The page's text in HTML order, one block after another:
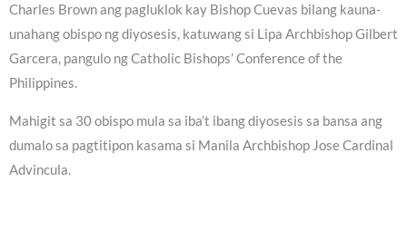
Charles Brown ang pagluklok kay Bishop Cuevas bilang kauna-
unahang obispo ng diyosesis, katuwang si Lipa Archbishop Gilbert
Garcera, pangulo ng Catholic Bishops’ Conference of the
Philippines.
Mahigit sa 30 obispo mula sa iba’t ibang diyosesis sa bansa ang
dumalo sa pagtitipon kasama si Manila Archbishop Jose Cardinal
Advincula.